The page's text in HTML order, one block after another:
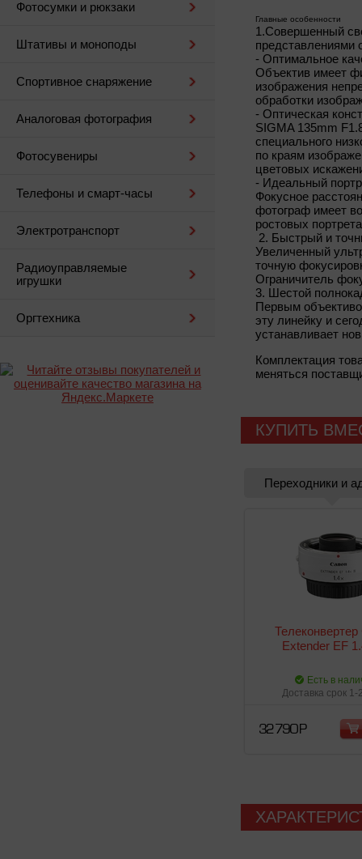
Фотосумки и рюкзаки
Штативы и моноподы
Спортивное снаряжение
Аналоговая фотография
Фотосувениры
Телефоны и смарт-часы
Электротранспорт
Радиоуправляемые
игрушки
Оргтехника
Главные особенности
1.Совершенный
представлениями
- Оптимальное
Объектив имеет
изображения
обработки
- Оптическая
SIGMA 135mm
специального
по краям
цветовых
- Идеальный
Фокусное
фотограф имеет
ростовых
2. Быстрый и
Увеличенный
точную
Ограничитель
3. Шестой
Первым
эту линейку и
устанавливает
Комплектация
меняться
КУПИТЬ
Переходники и
Телеконвертер
Extender EF
Есть в
Доставка срок
32 790 Р